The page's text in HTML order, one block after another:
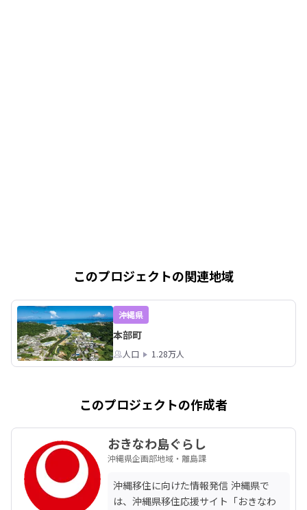
このプロジェクトの関連地域
沖縄県
本部町
人口 1.28万人
このプロジェクトの作成者
おきなわ島ぐらし
沖縄県企画部地域・離島課
沖縄移住に向けた情報発信 沖縄県で
は、沖縄県移住応援サイト「おきなわ